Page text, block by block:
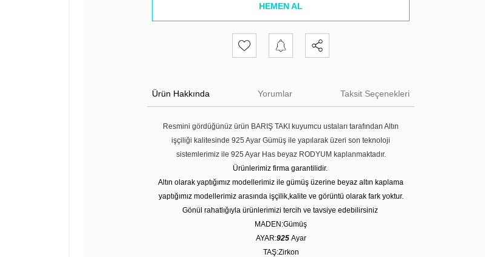
HEMEN AL
Ürün Hakkında Yorumlar Taksit Seçenekleri
Resmini gördüğünüz ürün BARIŞ TAKI kuyumcu ustaları tarafından Altın
işçiliği kalitesinde 925 Ayar Gümüş ile yapılarak üzeri son teknoloji
sistemlerimiz ile 925 Ayar Has beyaz RODYUM kaplanmaktadır.
Ürünlerimiz firma garantilidir.
Altın olarak yaptığımız modellerimiz ile gümüş üzerine beyaz altın kaplama
yaptığımız modellerimiz arasında işçilik,kalite ve görüntü olarak fark yoktur.
Gönül rahatlığıyla ürünlerimizi tercih ve tavsiye edebilirsiniz
MADEN:Gümüş
AYAR:925 Ayar
TAŞ:Zirkon